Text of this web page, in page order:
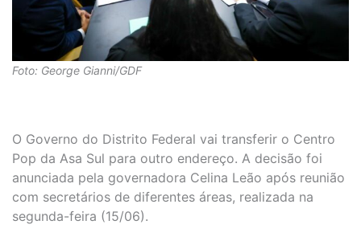
Foto: George Gianni/GDF
O Governo do Distrito Federal vai transferir o Centro
Pop da Asa Sul para outro endereço. A decisão foi
anunciada pela governadora Celina Leão após reunião
com secretários de diferentes áreas, realizada na
segunda-feira (15/06).